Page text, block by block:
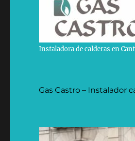
Instaladora de calderas en
Gas Castro – Instalador